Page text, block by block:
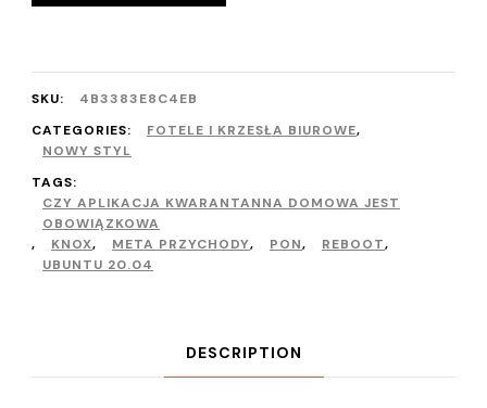
SKU:
4B3383E8C4EB
CATEGORIES:
FOTELE I KRZESŁA BIUROWE,
NOWY STYL
TAGS:
CZY APLIKACJA KWARANTANNA DOMOWA JEST
OBOWIĄZKOWA
,
KNOX, META PRZYCHODY, PON, REBOOT,
UBUNTU 20.04
DESCRIPTION